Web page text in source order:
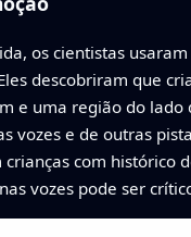
os cientistas
descobriram que
e uma região do
e de outras
com
vozes pode ser